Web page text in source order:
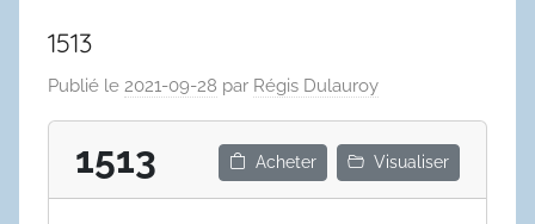
1513
Publié le 2021-09-28 par Régis Dulauroy
1513 Acheter Visualiser